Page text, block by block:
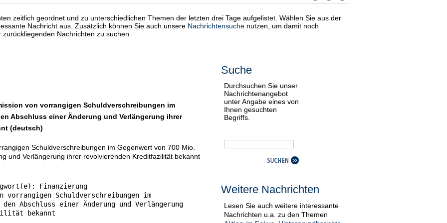
zeitlich geordnet und zu unterschiedlichen Themen der letzten drei Tage aufgelistet. Wählen Sie aus der
Nachricht aus. Zusätzlich können Sie auch unsere Nachrichtensuche nutzen, um damit noch
Nachrichten zu suchen.
von vorrangigen Schuldverschreibungen im
Abschluss einer Änderung und Verlängerung ihrer
(deutsch)
Schuldverschreibungen im Gegenwert von 700 Mio.
und Verlängerung ihrer revolvierenden Kreditfazilität bekannt
Suche
Durchsuchen Sie unser
Nachrichtenangebot
unter Angabe eines von
Ihnen gesuchten
Begriffs.
Weitere Nachrichten
Lesen Sie auch weitere interessante
Nachrichten u.a. zu den Themen